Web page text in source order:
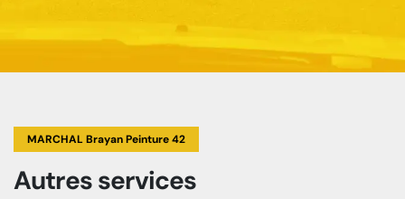
MARCHAL Brayan Peinture 42
Autres services